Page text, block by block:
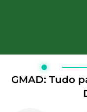
GMAD: Tudo